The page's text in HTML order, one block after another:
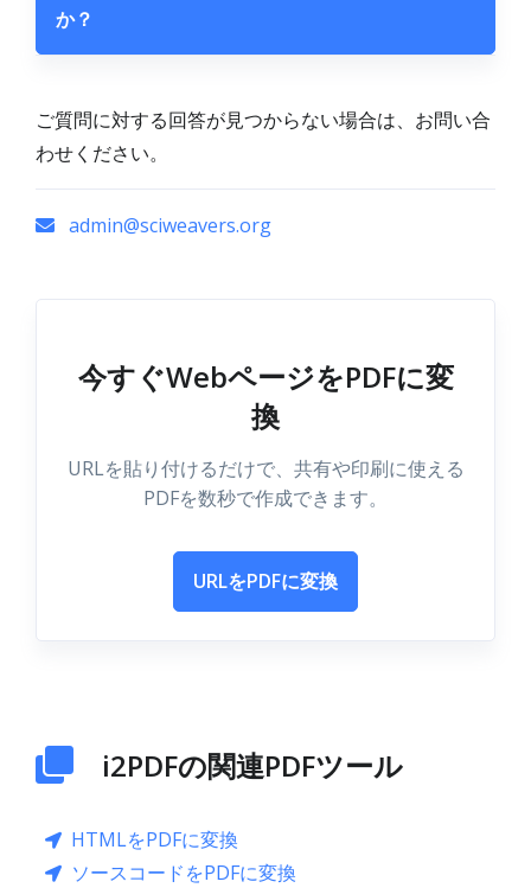
か？
ご質問に対する回答が見つからない場合は、お問い合
わせください。
admin@sciweavers.org
今すぐWebページをPDFに変
換
URLを貼り付けるだけで、共有や印刷に使える
PDFを数秒で作成できます。
URLをPDFに変換
i2PDFの関連PDFツール
HTMLをPDFに変換
ソースコードをPDFに変換